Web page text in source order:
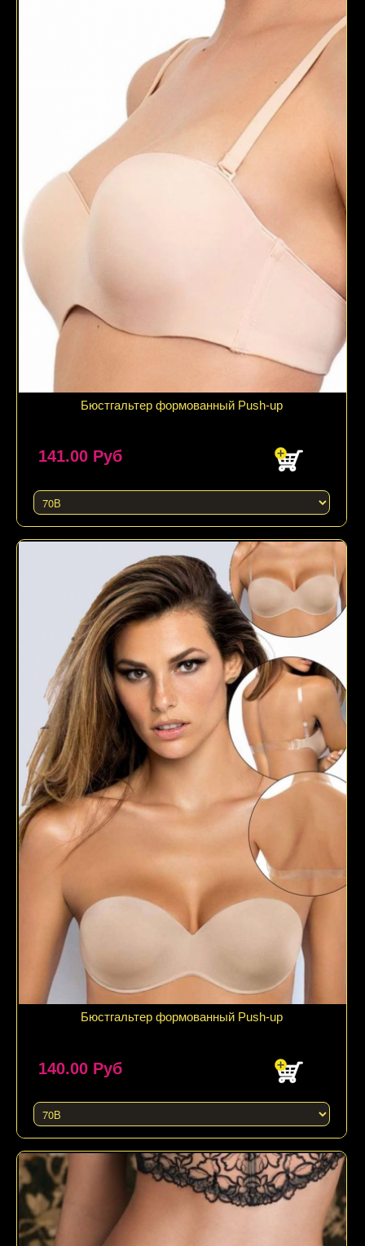
Бюстгальтер формованный Push-up
141.00 Руб
Бюстгальтер формованный Push-up
140.00 Руб
Подробнее